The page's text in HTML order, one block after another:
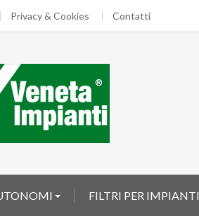
Privacy & Cookies Contatti
FILTRI PER IMPIANTI